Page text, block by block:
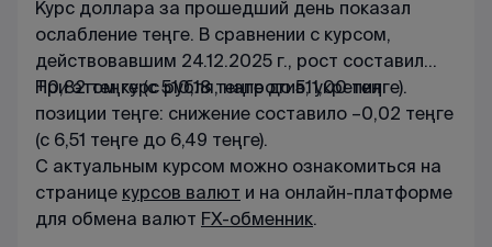
Курс доллара за прошедший день показал
ослабление теңге. В сравнении с курсом,
действовавшим 24.12.2025 г., рост составил
+0,82 теңге (с 510,18 теңге до 511,00 теңге).
При этом курс рубля, напротив, укрепил
позиции теңге: снижение составило –0,02 теңге
(с 6,51 теңге до 6,49 теңге).
С актуальным курсом можно ознакомиться на
странице курсов валют и на онлайн-платформе
для обмена валют FX-обменник.